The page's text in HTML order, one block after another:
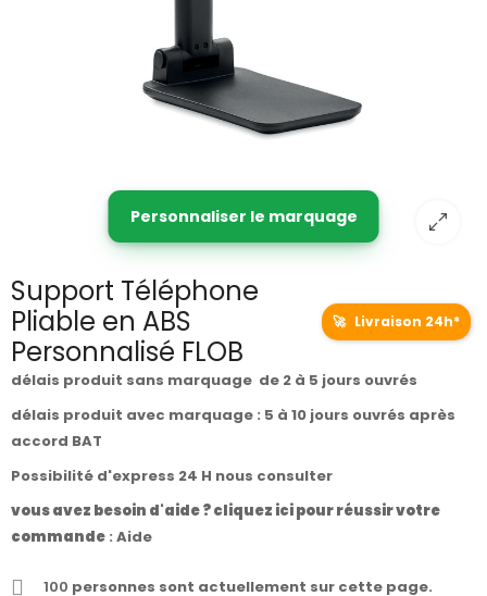
Personnaliser le marquage
Support Téléphone
Pliable en ABS
Personnalisé FLOB
🚀 Livraison 24h*
délais produit sans marquage de 2 à 5 jours ouvrés
délais produit avec marquage : 5 à 10 jours ouvrés après
accord BAT
Possibilité d'express 24 H nous consulter
vous avez besoin d'aide ? cliquez ici pour réussir votre
commande : Aide
100 personnes sont actuellement sur cette page.